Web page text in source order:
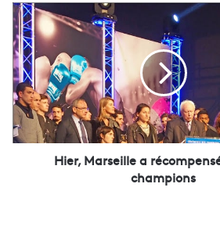
H
i
e
r
,
M
a
r
s
Hier, Marseille a
champions